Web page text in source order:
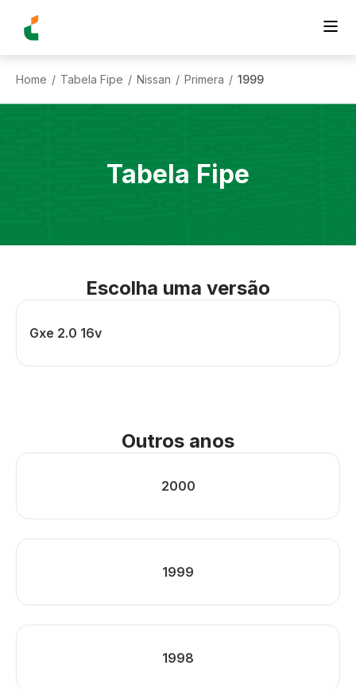
Home / Tabela Fipe / Nissan / Primera / 1999
Tabela Fipe
Escolha uma versão
Gxe 2.0 16v
Outros anos
2000
1999
1998